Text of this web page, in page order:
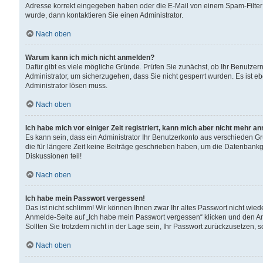
Adresse korrekt eingegeben haben oder die E-Mail von einem Spam-
wurde, dann kontaktieren Sie einen Administrator.
Nach oben
Warum kann ich mich nicht anmelden?
Dafür gibt es viele mögliche Gründe. Prüfen Sie zunächst, ob Ihr
Administrator, um sicherzugehen, dass Sie nicht gesperrt wurden. Es ist
Administrator lösen muss.
Nach oben
Ich habe mich vor einiger Zeit registriert, kann mich aber nicht mehr
Es kann sein, dass ein Administrator Ihr Benutzerkonto aus verschieden
die für längere Zeit keine Beiträge geschrieben haben, um die
Diskussionen teil!
Nach oben
Ich habe mein Passwort vergessen!
Das ist nicht schlimm! Wir können Ihnen zwar Ihr altes Passwort nicht
Anmelde-Seite auf „Ich habe mein Passwort vergessen“ klicken und
Sollten Sie trotzdem nicht in der Lage sein, Ihr Passwort zurückzusetzen,
Nach oben